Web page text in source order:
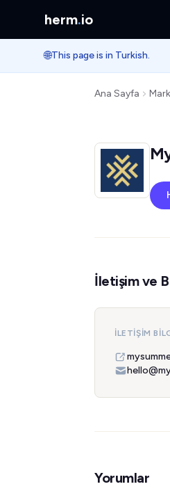
herm.io
🌐This page is in Turkish.
Ana Sayfa
İletişim ve
İLETIŞIM
Yorumlar